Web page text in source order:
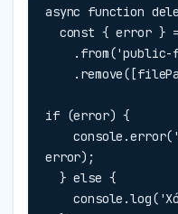
async function
if (error) {
    console.error('Lỗi khi xóa file:',
error);
    console.log('Xóa file thành công');